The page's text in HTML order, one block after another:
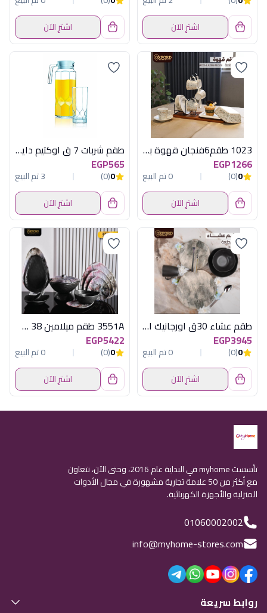
اشترِ الآن
اشترِ الآن
1023 طقم6فنجان قهوة بطبق واستاند منقوش
EGP1266
0
(0)
0 تم البيع
اشترِ الآن
طقم شربات 7 ق اوكتيم دايموند لومينارك
EGP565
0
(0)
3 تم البيع
اشترِ الآن
طقم عشاء 30ق اورجانيك اسود اكسفورد - كود 24020
EGP3945
0
(0)
0 تم البيع
اشترِ الآن
3551A طقم ميلامين 38 ق بيضاوى اكسفورد
EGP5422
0
(0)
0 تم البيع
اشترِ الآن
تأسست myhome في البداية عام 2016، وحتى الآن، نتعاون
مع أكثر من 50 علامة تجارية مشهورة في مجال الأدوات
المنزلية والأجهزة الكهربائية.
01060002002
info@myhome-stores.com
روابط سريعة